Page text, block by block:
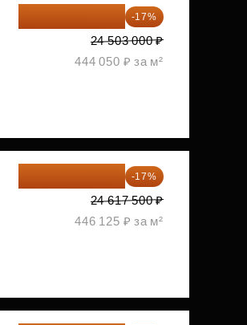
-17%
24 503 000 ₽
444 050 ₽ за м²
-17%
24 617 500 ₽
446 125 ₽ за м²